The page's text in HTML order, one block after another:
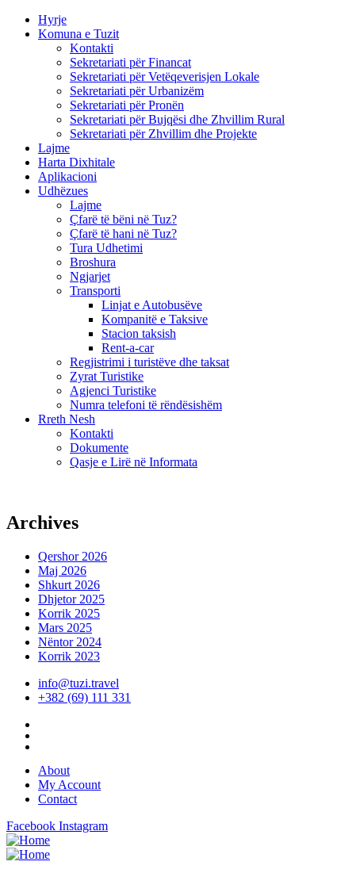
Hyrje
Komuna e Tuzit
Kontakti
Sekretariati për Financat
Sekretariati për Vetëqeverisjen Lokale
Sekretariati për Urbanizëm
Sekretariati për Pronën
Sekretariati për Bujqësi dhe Zhvillim Rural
Sekretariati për Zhvillim dhe Projekte
Lajme
Harta Dixhitale
Aplikacioni
Udhëzues
Lajme
Çfarë të bëni në Tuz?
Çfarë të hani në Tuz?
Tura Udhetimi
Broshura
Ngjarjet
Transporti
Linjat e Autobusëve
Kompanitë e Taksive
Stacion taksish
Rent-a-car
Regjistrimi i turistëve dhe taksat
Zyrat Turistike
Agjenci Turistike
Numra telefoni të rëndësishëm
Rreth Nesh
Kontakti
Dokumente
Qasje e Lirë në Informata
Archives
Qershor 2026
Maj 2026
Shkurt 2026
Dhjetor 2025
Korrik 2025
Mars 2025
Nëntor 2024
Korrik 2023
info@tuzi.travel
+382 (69) 111 331
About
My Account
Contact
Facebook Instagram